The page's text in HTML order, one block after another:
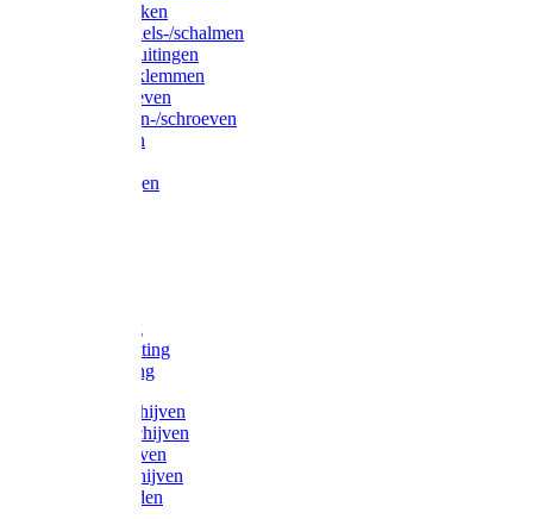
Karabijnhaken
Noodschakels-/schalmen
Harp-/D-sluitingen
Staaldraadklemmen
Spanschroeven
Ringmoeren-/schroeven
Puntkousen
Aanlegringen
Voetketting
Scheepsketting
Victorketting
Afbraamschijven
Doorslijpschijven
Lamelschijven
Diamantschijven
Laselektroden